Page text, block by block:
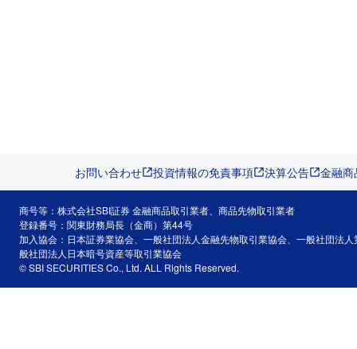
お問い合わせ 投資情報の免責事項 決算公告 金融
商号等：株式会社SBI証券 金融商品取引業者、商品先物取引業者
登録番号：関東財務局長（金商）第44号
加入協会：日本証券業協会、一般社団法人金融先物取引業協会、一般社団法
般社団法人日本暗号資産等取引業協会
© SBI SECURITIES Co., Ltd. ALL Rights Reserved.